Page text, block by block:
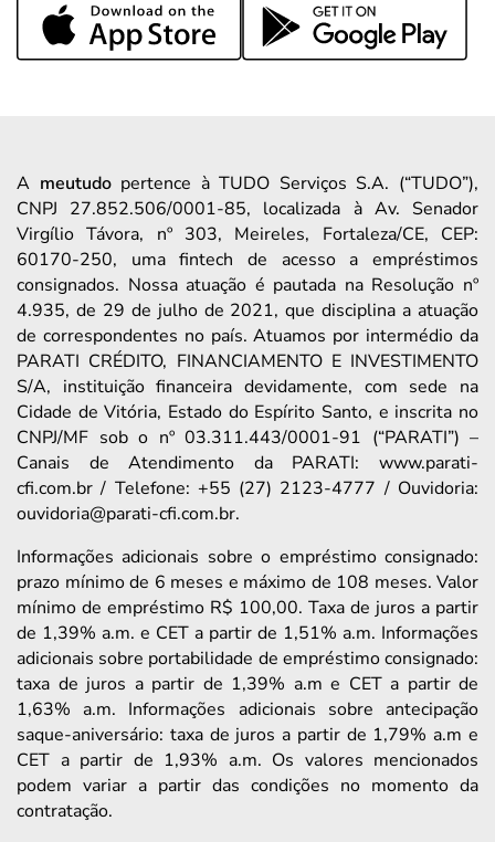
A meutudopertence à TUDO Serviços S.A. (“TUDO”),
CNPJ 27.852.506/0001-85, localizada à Av. Senador
Virgílio Távora, nº 303, Meireles, Fortaleza/CE, CEP:
60170-250, uma fintech de acesso a empréstimos
consignados. Nossa atuação é pautada na Resolução nº
4.935, de 29 de julho de 2021, que disciplina a atuação
de correspondentes no país. Atuamos por intermédio da
PARATI CRÉDITO, FINANCIAMENTO E INVESTIMENTO
S/A, instituição financeira devidamente, com sede na
Cidade de Vitória, Estado do Espírito Santo, e inscrita no
CNPJ/MF sob o nº 03.311.443/0001-91 (“PARATI”) –
Canais de Atendimento da PARATI: www.parati-
cfi.com.br / Telefone: +55 (27) 2123-4777 / Ouvidoria:
ouvidoria@parati-cfi.com.br.
Informações adicionais sobre o empréstimo consignado:
prazo mínimo de 6 meses e máximo de 108 meses. Valor
mínimo de empréstimo R$ 100,00. Taxa de juros a partir
de 1,39% a.m. e CET a partir de 1,51% a.m. Informações
adicionais sobre portabilidade de empréstimo consignado:
taxa de juros a partir de 1,39% a.m e CET a partir de
1,63% a.m. Informações adicionais sobre antecipação
saque-aniversário: taxa de juros a partir de 1,79% a.m e
CET a partir de 1,93% a.m. Os valores mencionados
podem variar a partir das condições no momento da
contratação.